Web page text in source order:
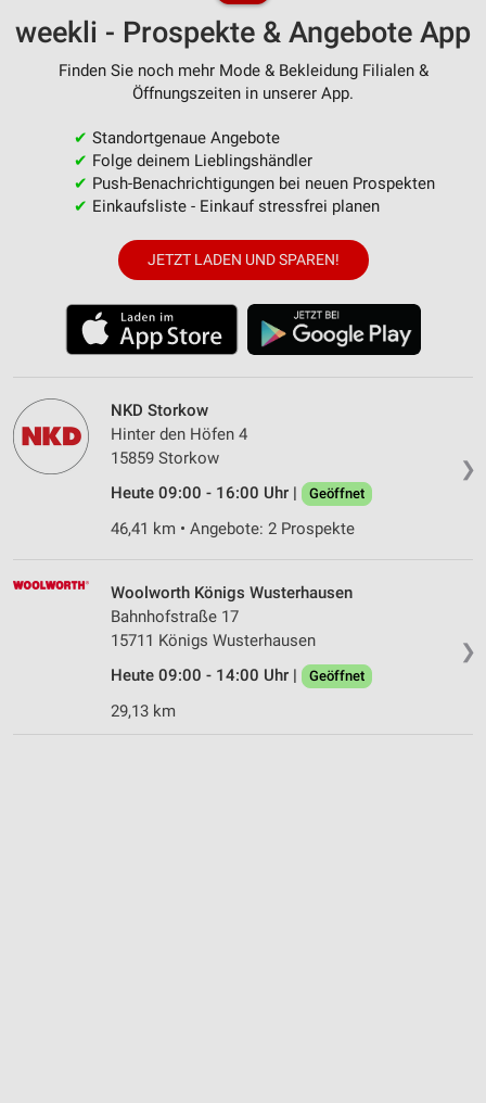
weekli - Prospekte & Angebote App
Finden Sie noch mehr Mode & Bekleidung Filialen &
Öffnungszeiten in unserer App.
✔ Standortgenaue Angebote
✔ Folge deinem Lieblingshändler
✔ Push-Benachrichtigungen bei neuen Prospekten
✔ Einkaufsliste - Einkauf stressfrei planen
JETZT LADEN UND SPAREN!
❯
NKD Storkow
Hinter den Höfen 4
15859 Storkow
Heute 09:00 - 16:00 Uhr |
Geöffnet
46,41 km • Angebote: 2 Prospekte
❯
Woolworth Königs Wusterhausen
Bahnhofstraße 17
15711 Königs Wusterhausen
Heute 09:00 - 14:00 Uhr |
Geöffnet
29,13 km